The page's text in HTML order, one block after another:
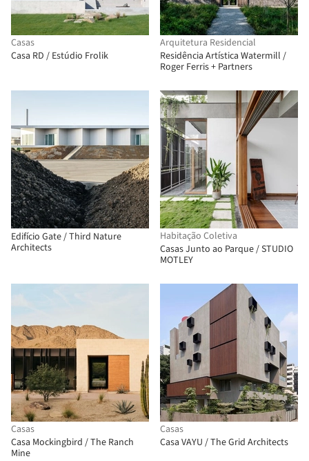
Casas
Casa RD / Estúdio Frolik
Arquitetura Residencial
Residência Artística Watermill /
Roger Ferris + Partners
Edifício Gate / Third Nature
Architects
Habitação Coletiva
Casas Junto ao Parque / STUDIO
MOTLEY
Casas
Casa Mockingbird / The Ranch
Mine
Casas
Casa VAYU / The Grid Architects